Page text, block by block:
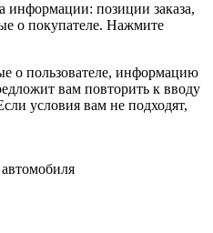
информации: позиции заказа,
о покупателе. Нажмите
о пользователе, информацию
вам повторить к вводу
условия вам не подходят,